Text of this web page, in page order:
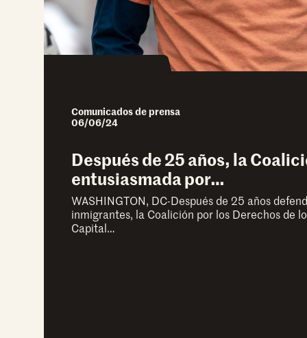
Comunicados de prensa
06/06/24
Después de 25 años, la
entusiasmada por…
WASHINGTON, DC-Después de 25 años
inmigrantes, la Coalición por los Derechos de
Capital…